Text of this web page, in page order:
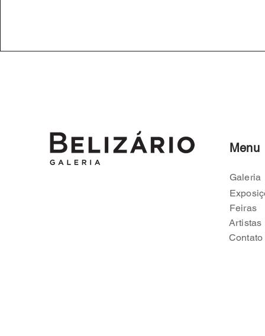
Menu
Galeria
Feiras
Artistas
Contato